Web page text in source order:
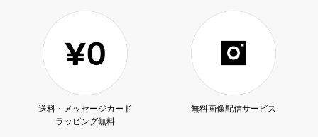
送料・メッセージカード
ラッピング無料
無料画像配信サービス